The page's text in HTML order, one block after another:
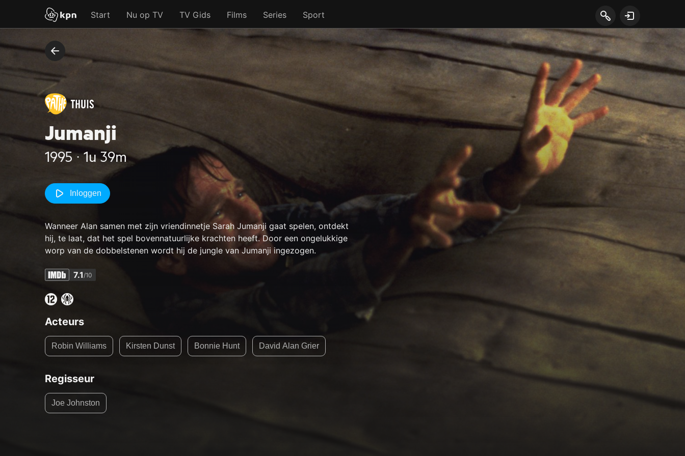
Start Nu op TV TV Gids Films Series Sport
Jumanji
1995 ‧ 1u 39m
Inloggen
Wanneer Alan samen met zijn vriendinnetje Sarah Jumanji gaat spelen, ontdekt
hij, te laat, dat het spel bovennatuurlijke krachten heeft. Door een ongelukkige
worp van de dobbelstenen wordt hij de jungle van Jumanji ingezogen.
7.1 /10
Acteurs
Robin Williams Kirsten Dunst Bonnie Hunt David Alan Grier
Regisseur
Joe Johnston